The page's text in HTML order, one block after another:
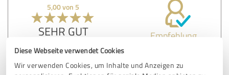
Diese Webseite verwendet Cookies
Wir verwenden Cookies, um Inhalte und Anzeigen zu
5,00 von 5
SEHR GUT Empfehlung